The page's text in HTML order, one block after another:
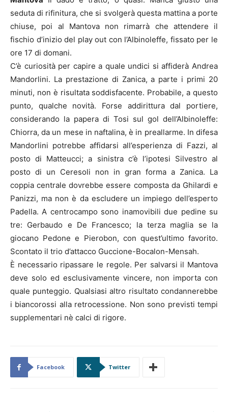
seduta di rifinitura, che si svolgerà questa mattina a porte
chiuse, poi al Mantova non rimarrà che attendere il
fischio d’inizio del play out con l’Albinoleffe, fissato per le
ore 17 di domani.
C’è curiosità per capire a quale undici si affiderà Andrea
Mandorlini. La prestazione di Zanica, a parte i primi 20
minuti, non è risultata soddisfacente. Probabile, a questo
punto, qualche novità. Forse addirittura dal portiere,
considerando la papera di Tosi sul gol dell’Albinoleffe:
Chiorra, da un mese in naftalina, è in preallarme. In difesa
Mandorlini potrebbe affidarsi all’esperienza di Fazzi, al
posto di Matteucci; a sinistra c’è l’ipotesi Silvestro al
posto di un Ceresoli non in gran forma a Zanica. La
coppia centrale dovrebbe essere composta da Ghilardi e
Panizzi, ma non è da escludere un impiego dell’esperto
Padella. A centrocampo sono inamovibili due pedine su
tre: Gerbaudo e De Francesco; la terza maglia se la
giocano Pedone e Pierobon, con quest’ultimo favorito.
Scontato il trio d’attacco Guccione-Bocalon-Mensah.
È necessario ripassare le regole. Per salvarsi il Mantova
deve solo ed esclusivamente vincere, non importa con
quale punteggio. Qualsiasi altro risultato condannerebbe
i biancorossi alla retrocessione. Non sono previsti tempi
supplementari nè calci di rigore.
Facebook Twitter